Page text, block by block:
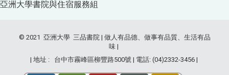
亞洲大學書院與住宿服務組
© 2021 亞洲大學 三品書院 | 做人有品德、做事有品質、生活有品
味 |
| 地址 : 台中市霧峰區柳豐路500號 | 電話: (04)2332-3456 |